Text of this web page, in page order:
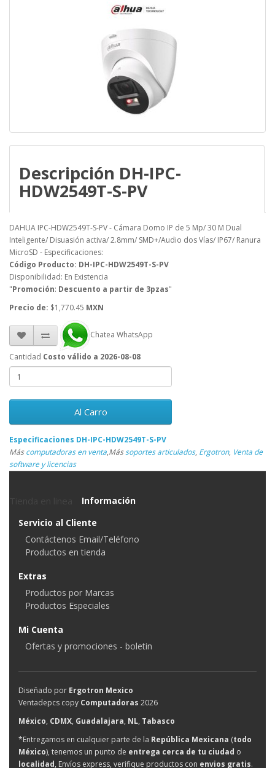
Descripción DH-IPC-
HDW2549T-S-PV
DAHUA IPC-HDW2549T-S-PV - Cámara Domo IP de 5 Mp/ 30 M Dual
Inteligente/ Disuasión activa/ 2.8mm/ SMD+/Audio dos Vías/ IP67/ Ranura
MicroSD - Especificaciones:
Código Producto: DH-IPC-HDW2549T-S-PV
Disponibilidad: En Existencia
"Promoción: Descuento a partir de 3pzas"
Precio de: $1,770.45 MXN
Chatea WhatsApp
Cantidad Costo válido a 2026-08-08
Al Carro
Especificaciones DH-IPC-HDW2549T-S-PV
Máscomputadoras en venta,Mássoportes articulados, Ergotron, Venta de
software y licencias
Información
Servicio al Cliente
Contáctenos Email/Teléfono
Productos en tienda
Extras
Productos por Marcas
Productos Especiales
Mi Cuenta
Ofertas y promociones - boletin
Diseñado por Ergotron Mexico
Ventadepcs copy Computadoras 2026
México, CDMX, Guadalajara, NL, Tabasco
*Entregamos en cualquier parte de la República Mexicana (todo
México), tenemos un punto de entrega cerca de tu ciudad o
localidad, Envíos express, verifique productos con envios gratis.